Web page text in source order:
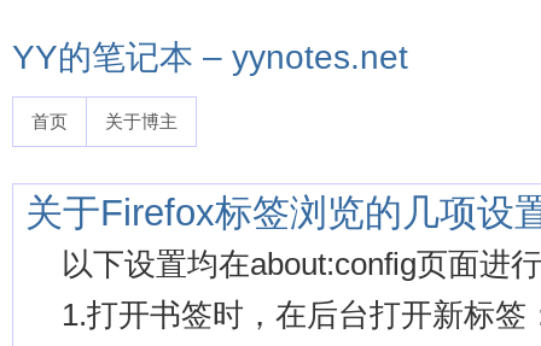
YY的笔记本 – yynotes.net
首页 关于博主
关于Firefox标签浏览的几项设
以下设置均在about:config页面进
1.打开书签时，在后台打开新标签